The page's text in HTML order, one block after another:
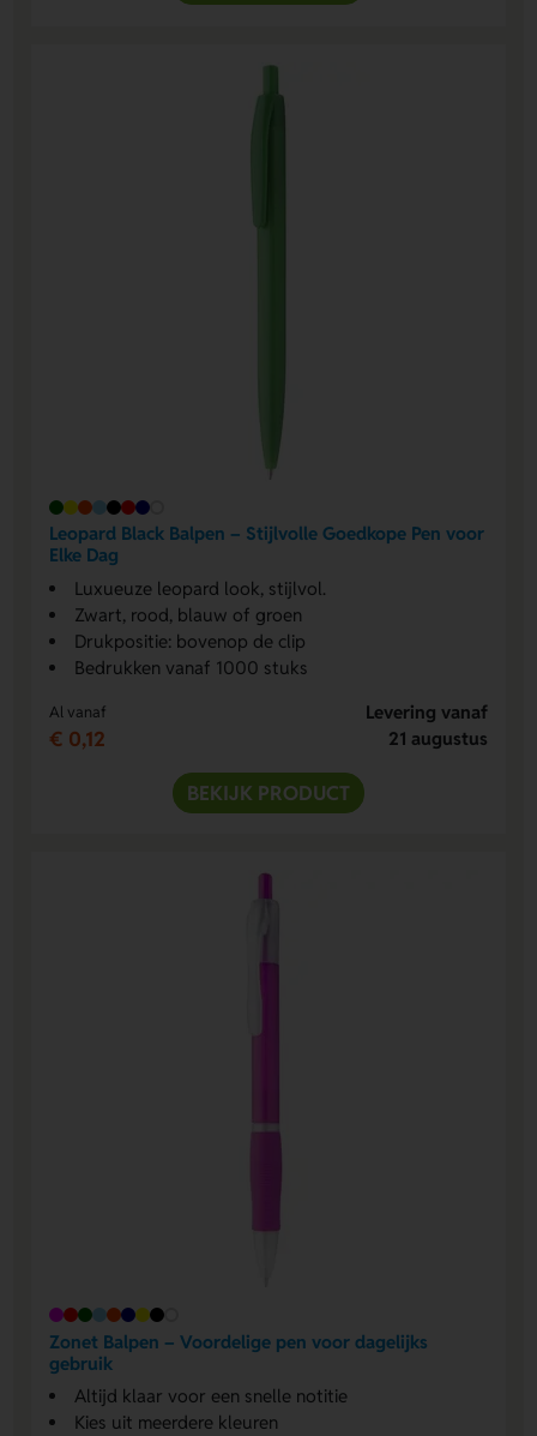
Leopard Black Balpen – Stijlvolle Goedkope Pen voor
Elke Dag
Luxueuze leopard look, stijlvol.
Zwart, rood, blauw of groen
Drukpositie: bovenop de clip
Bedrukken vanaf 1000 stuks
Al vanaf
€ 0,12
Levering vanaf
21 augustus
BEKIJK PRODUCT
Zonet Balpen – Voordelige pen voor dagelijks
gebruik
Altijd klaar voor een snelle notitie
Kies uit meerdere kleuren